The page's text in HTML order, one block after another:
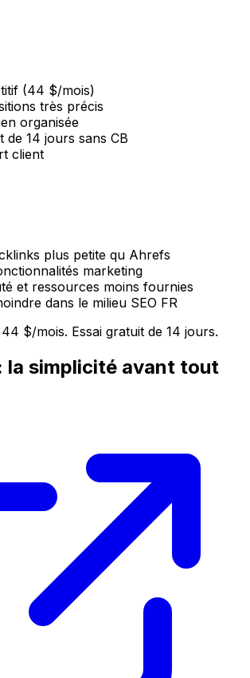
(44 $/mois)
très précis
organisée
de 14 jours sans CB
client
plus petite qu Ahrefs
marketing
et ressources moins fournies
dans le milieu SEO FR
$/mois. Essai gratuit de 14 jours.
la simplicité avant tout